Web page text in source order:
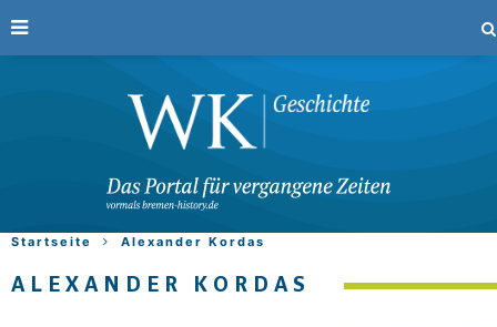
Startseite Alexander Kordas
ALEXANDER KORDAS